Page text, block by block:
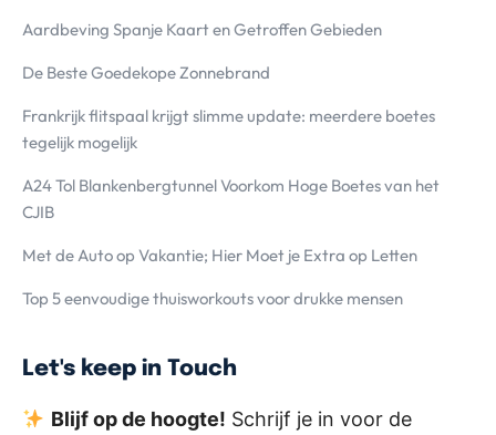
Aardbeving Spanje Kaart en Getroffen Gebieden
De Beste Goedekope Zonnebrand
Frankrijk flitspaal krijgt slimme update: meerdere boetes
tegelijk mogelijk
A24 Tol Blankenbergtunnel Voorkom Hoge Boetes van het
CJIB
Met de Auto op Vakantie; Hier Moet je Extra op Letten
Top 5 eenvoudige thuisworkouts voor drukke mensen
Let's keep in Touch
Blijf op de hoogte! Schrijf je in voor de